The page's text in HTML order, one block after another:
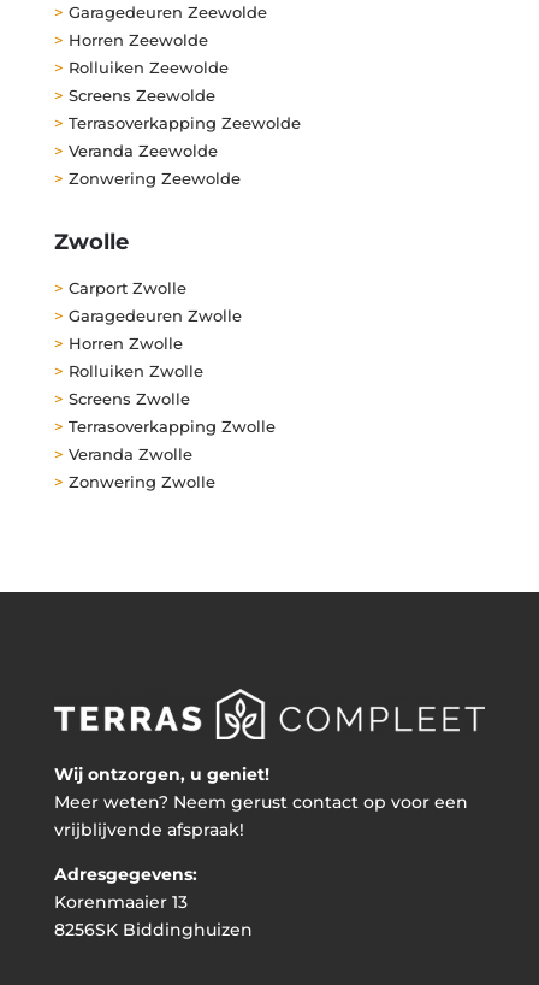
> Garagedeuren Zeewolde
> Horren Zeewolde
> Rolluiken Zeewolde
> Screens Zeewolde
> Terrasoverkapping Zeewolde
> Veranda Zeewolde
> Zonwering Zeewolde
Zwolle
> Carport Zwolle
> Garagedeuren Zwolle
> Horren Zwolle
> Rolluiken Zwolle
> Screens Zwolle
> Terrasoverkapping Zwolle
> Veranda Zwolle
> Zonwering Zwolle
Wij ontzorgen, u geniet!
Meer weten? Neem gerust contact op voor een
vrijblijvende afspraak!
Adresgegevens:
Korenmaaier 13
8256SK Biddinghuizen